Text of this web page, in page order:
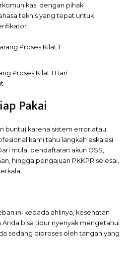
dengan pihak
teknis yang tepat untuk
Proses Kilat 1 Hari
Pakai
buntu) karena sistem error atau
kami tahu langkah eskalasi
mulai pendaftaran akun OSS,
hingga pengajuan PKKPR selesai,
ini kepada ahlinya, kesehatan
bisa tidur nyenyak mengetahui
sedang diproses oleh tangan yang